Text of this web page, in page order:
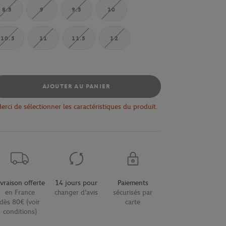
8.5 9 9.5 10
10.5 11 11.5 12
AJOUTER AU PANIER
de sélectionner les caractéristiques du produit.
offerte
en France
dès 80€ (voir
conditions)
14 jours pour
changer d'avis
Paiements
sécurisés par
carte